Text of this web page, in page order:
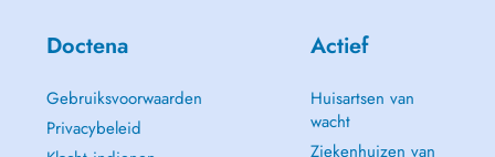
Doctena
Gebruiksvoorwaarden
Privacybeleid
Actief
Huisartsen van
wacht
Ziekenhuizen van